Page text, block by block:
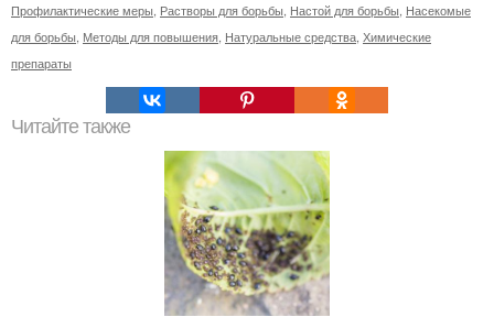
Профилактические меры Растворы для борьбы Настой для борьбы Насекомые
для борьбы Методы для повышения Натуральные средства Химические
препараты
Читайте также